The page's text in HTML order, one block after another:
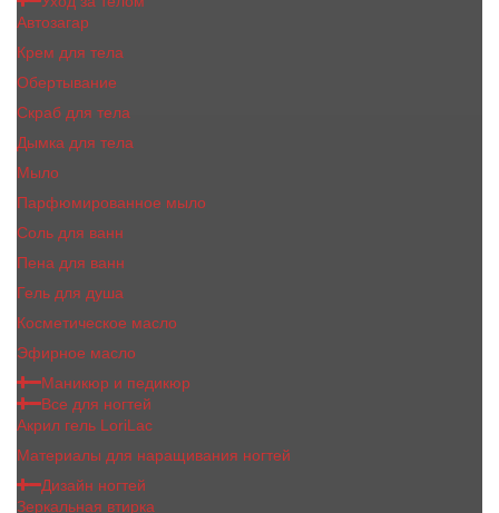
Автозагар
Крем для тела
Обертывание
Скраб для тела
Дымка для тела
Мыло
Парфюмированное мыло
Соль для ванн
Пена для ванн
Гель для душа
Косметическое масло
Эфирное масло
Маникюр и педикюр
Все для ногтей
Акрил гель LoriLac
Материалы для наращивания ногтей
Дизайн ногтей
Зеркальная втирка